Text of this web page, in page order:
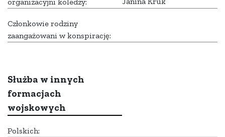
Członkowie rodziny
zaangażowani w konspirację:
Służba w innych
formacjach
wojskowych
Polskich: